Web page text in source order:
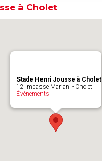
à Cholet
Stade Henri Jousse à Cholet
12 Impasse Mariani - Cholet
Évènements